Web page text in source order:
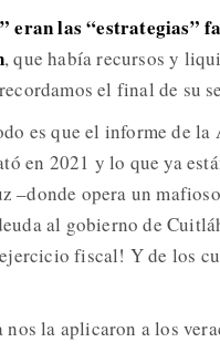
eran las “estrategias”
, que había recursos y
el final de su
es que el informe de
en 2021 y lo que ya
–donde opera un
al gobierno de
fiscal! Y de los
nos la aplicaron a los